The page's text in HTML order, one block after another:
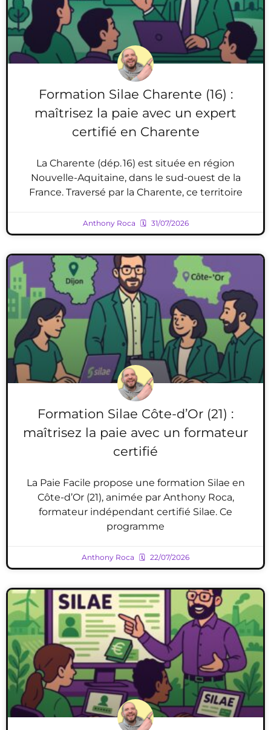
Formation Silae Charente (16) :
maîtrisez la paie avec un expert
certifié en Charente
La Charente (dép. 16) est située en région
Nouvelle-Aquitaine, dans le sud-ouest de la
France. Traversé par la Charente, ce territoire
Anthony Roca 31/07/2026
Formation Silae Côte-d’Or (21) :
maîtrisez la paie avec un formateur
certifié
La Paie Facile propose une formation Silae en
Côte-d’Or (21), animée par Anthony Roca,
formateur indépendant certifié Silae. Ce
programme
Anthony Roca 22/07/2026